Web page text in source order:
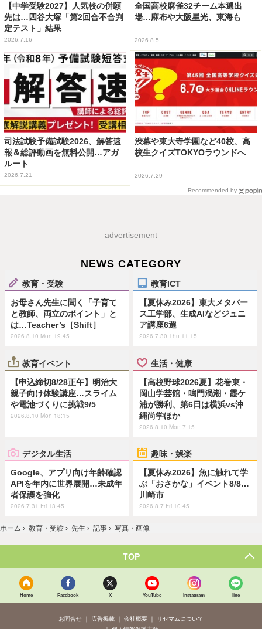
【中学受験2027】人気校の併願
先は…四谷大塚「第2回合不合判
定テスト」結果
2026.7.16
全国高校麻雀32チーム本選出
場…麻布や大阪星光、東海も
2026.8.5
司法試験予備試験2026、解答速
報＆総評動画を無料公開…アガ
ルート
2026.7.21
渋幕や東大寺学園など40校、高
校生クイズTOKYOラウンドへ
2026.7.29
Recommended by
advertisement
NEWS CATEGORY
教育・受験
お母さん先生に聞く「子育て
と教師、両立のポイント」と
は…Teacher’s［Shift］
2026.8.10 Mon 19:45
教育ICT
【夏休み2026】東大メタバー
ス工学部、生成AIなどジュニ
ア講座6選
2026.7.30 Thu 11:15
教育イベント
【申込締切8/28正午】明治大
親子向け体験講座…スライム
や電池づくりに挑戦9/5
2026.8.10 Mon 18:15
生活・健康
【高校野球2026夏】花巻東・
岡山学芸館・鳴門渦潮・霞ケ
浦が勝利、第6日は横浜vs沖
縄尚学ほか
2026.8.10 Mon 7:15
デジタル生活
Google、アプリ向け年齢確認
APIを年内に世界展開…未成年
者保護を強化
2026.7.31 Fri 13:45
趣味・娯楽
【夏休み2026】魚に触れて学
ぶ「おさかな」イベント8/8…
川崎市
2026.8.7 Fri 10:45
ホーム › 教育・受験 › 先生 › 記事 › 写真・画像
TOP
Home Facebook X YouTube Instagram line
お問合せ 広告掲載 会社概要
リセマムについて